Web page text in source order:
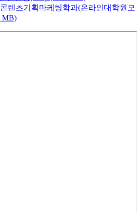
텐츠기획마케팅학과(온라인대학원모
MB)